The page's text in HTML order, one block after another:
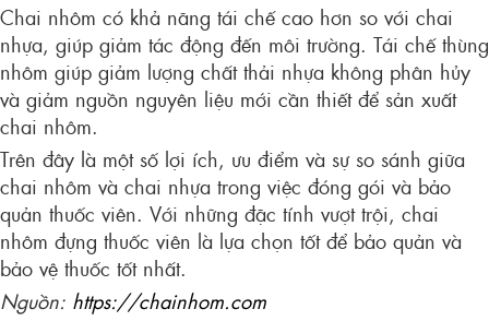
Chai nhôm có khả năng tái chế cao hơn so với chai
nhựa, giúp giảm tác động đến môi trường. Tái chế thùng
nhôm giúp giảm lượng chất thải nhựa không phân hủy
và giảm nguồn nguyên liệu mới cần thiết để sản xuất
chai nhôm.
Trên đây là một số lợi ích, ưu điểm và sự so sánh giữa
chai nhôm và chai nhựa trong việc đóng gói và bảo
quản thuốc viên. Với những đặc tính vượt trội, chai
nhôm đựng thuốc viên là lựa chọn tốt để bảo quản và
bảo vệ thuốc tốt nhất.
Nguồn: https://chainhom.com